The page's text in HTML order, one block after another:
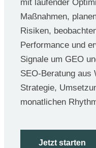
mit laufender
Maßnahmen,
Risiken,
Performance und
Signale um GEO
SEO-Beratung aus
Strategie,
monatlichen
Jetzt starten